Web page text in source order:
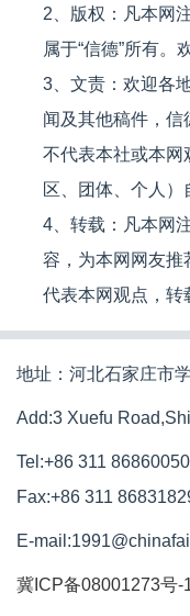
2、版权：凡本网
属于“信德”所有。
3、文责：欢迎各
闻及其他稿件，信
不代表本社或本网
区、团体、个人）
4、转载：凡本网
容，为本网网友推
代表本网观点，转
地址：河北石家庄市
Add:3 Xuefu
Tel:+86 311
Fax:+86 311
E-
冀ICP备08001273号-